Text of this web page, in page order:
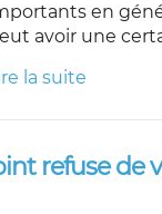
en
avoir une
la suite
refuse de